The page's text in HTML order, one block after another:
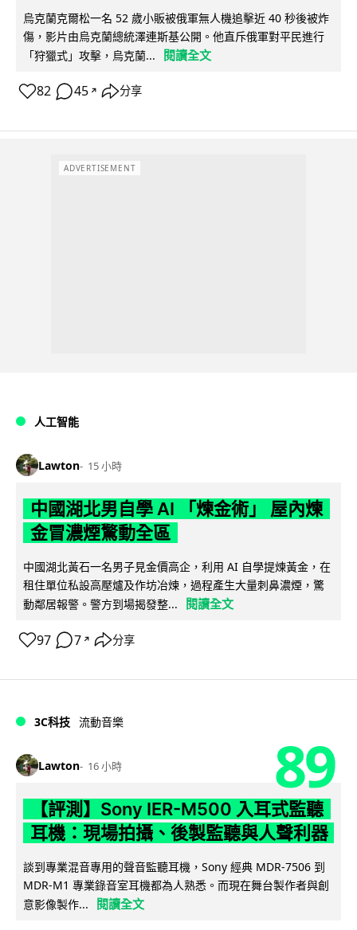
烏克蘭克爾松一名 52 歲小販被俄軍無人機追擊近 40 秒後被炸
傷，影片由烏克蘭總統澤連斯基公開。他直斥俄軍對平民進行
「狩獵式」攻擊，烏克蘭...
閱讀全文
82 45 ↗ 分享
ADVERTISEMENT
人工智能
Lawton 15 小時
中國湖北男自學 AI 「煉金術」 屋內煉
金冒濃煙驚動全區
中國湖北黃石一名男子見金價高企，利用 AI 自學提煉黃金，在
租住單位私設高壓爐及作坊冶煉，過程產生大量刺鼻濃煙，驚
動鄰居報警。警方到場揭發整...
閱讀全文
97 7 ↗ 分享
3C科技 流動音樂
Lawton 16 小時 89
【評測】Sony IER-M500 入耳式監聽
耳機：現場拍攝、後製監聽與人聲利器
談到專業混音專用的聲音監聽耳機，Sony 經典 MDR-7506 到
MDR-M1 專業錄音室耳機都為人熟悉。而現在舞台製作者與創
意影像製作...
閱讀全文